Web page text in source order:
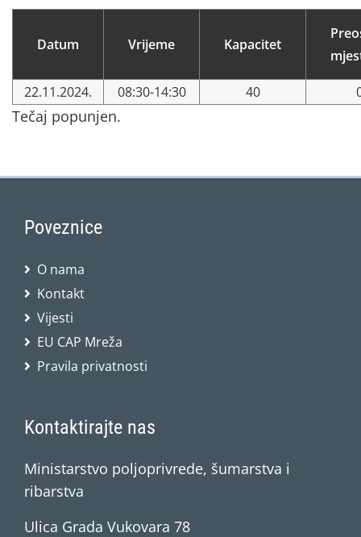
Datum Vrijeme Kapacitet
22.11.2024. 08:30-14:30 40
Tečaj popunjen.
Poveznice
O nama
Kontakt
Vijesti
EU CAP Mreža
Pravila privatnosti
Kontaktirajte nas
Ministarstvo poljoprivrede, šumarstva i
ribarstva
Ulica Grada Vukovara 78